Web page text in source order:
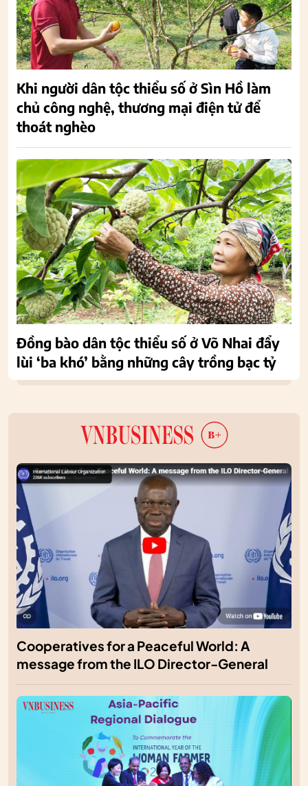
Khi người dân tộc thiểu số ở Sìn Hồ làm
chủ công nghệ, thương mại điện tử để
thoát nghèo
Đồng bào dân tộc thiểu số ở Võ Nhai đẩy
lùi ‘ba khó’ bằng những cây trồng bạc tỷ
Cooperatives for a Peaceful World: A
message from the ILO Director-General